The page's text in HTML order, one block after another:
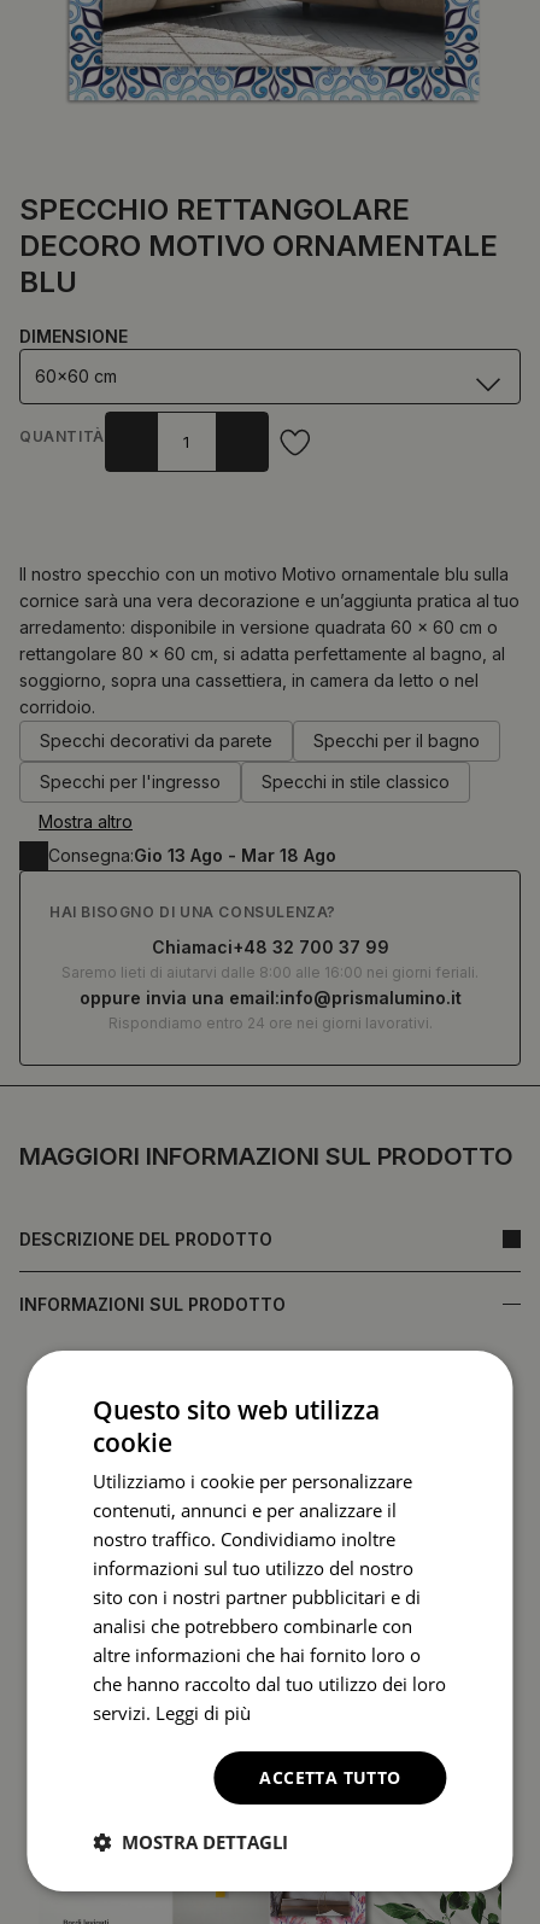
MAGGIORI INFORMAZIONI SUL PRODOTTO
DESCRIZIONE DEL PRODOTTO
INFORMAZIONI SUL PRODOTTO
Specchio prodotto in Polonia
• Garanzia del produttore
• Tempi di consegna rapidi
Il retro dello specchio (pellicola protettiva) può differire
influisce sulla qualità del prodotto né costituisce
motivo di reclamo.
SPECCHIO RETTANGOLARE
DECORO MOTIVO ORNAMENTALE
BLU
DIMENSIONE
60x60 cm
QUANTITÀ
0.00€
Il nostro specchio con un motivo Motivo ornamentale blu sulla
cornice sarà una vera decorazione e un’aggiunta pratica al tuo
arredamento: disponibile in versione quadrata 60 × 60 cm o
rettangolare 80 × 60 cm, si adatta perfettamente al bagno, al
soggiorno, sopra una cassettiera, in camera da letto o nel
corridoio.
Specchi decorativi da parete
Specchi per il bagno
Specchi per l'ingresso
Specchi in stile classico
Mostra altro
Consegna:Gio 13 Ago - Mar 18 Ago
HAI BISOGNO DI UNA CONSULENZA?
Chiamaci+48 32 700 37 99
Saremo lieti di aiutarvi dalle 8:00 alle 16:00 nei giorni feriali.
oppure invia una email:info@prismalumino.it
Rispondiamo entro 24 ore nei giorni lavorativi.
Questo sito web utilizza
cookie
Utilizziamo i cookie per personalizzare
contenuti, annunci e per analizzare il
nostro traffico. Condividiamo inoltre
informazioni sul tuo utilizzo del nostro
sito con i nostri partner pubblicitari e di
analisi che potrebbero combinarle con
altre informazioni che hai fornito loro o
che hanno raccolto dal tuo utilizzo dei loro
servizi. Leggi di più
ACCETTA TUTTO
MOSTRA DETTAGLI